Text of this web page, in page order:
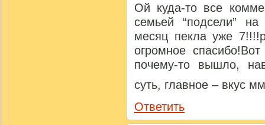
Ой куда-то все
семьей “подсели”
месяц пекла уже
огромное
почему-то вышло,
суть, главное – вкус
Ответить